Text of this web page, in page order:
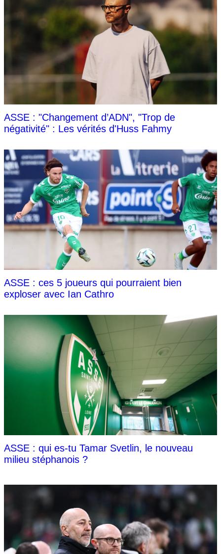
ASSE : "Changement d’ADN", "Trop de
négativité" : Les vérités d'Huss Fahmy
ASSE : ces 5 joueurs qui pourraient bien
exploser avec Ian Cathro
ASSE : qui es-tu Tamar Svetlin, le nouveau
milieu stéphanois ?